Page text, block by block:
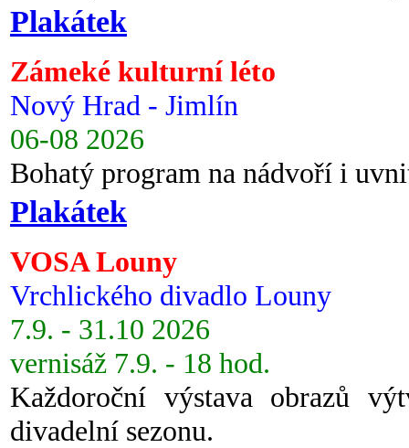
Plakátek
Zámeké kulturní léto
Nový Hrad - Jimlín
06-08 2026
Bohatý program na nádvoří i
Plakátek
VOSA Louny
Vrchlického divadlo Louny
7.9. - 31.10 2026
vernisáž 7.9. - 18 hod.
Každoroční výstava obrazů
divadelní sezonu.